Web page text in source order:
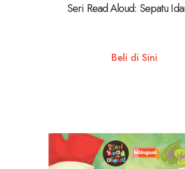
Seri Read Aloud: Sepatu
Beli di Sini